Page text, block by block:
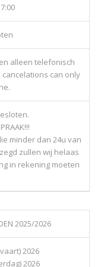
alleen telefonisch
can only
minder dan 24u van
zullen wij helaas
in rekening moeten
2025/2026
2026
2026